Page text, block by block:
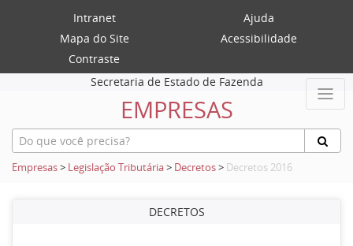
Intranet
Ajuda
Mapa do Site
Acessibilidade
Contraste
Secretaria de Estado de Fazenda
EMPRESAS
Empresas> Legislação Tributária> Decretos> Decretos 2016
DECRETOS